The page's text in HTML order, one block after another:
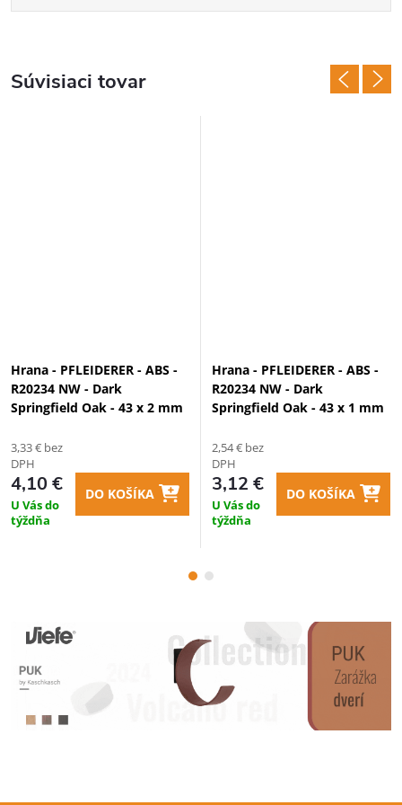
Súvisiaci tovar
Hrana - PFLEIDERER - ABS -
R20234 NW - Dark
Springfield Oak - 43 x 2 mm
3,33 € bez
DPH
4,10 €
U Vás do
týždňa
DO KOŠÍKA
Hrana - PFLEIDERER - ABS -
R20234 NW - Dark
Springfield Oak - 43 x 1 mm
2,54 € bez
DPH
3,12 €
U Vás do
týždňa
DO KOŠÍKA